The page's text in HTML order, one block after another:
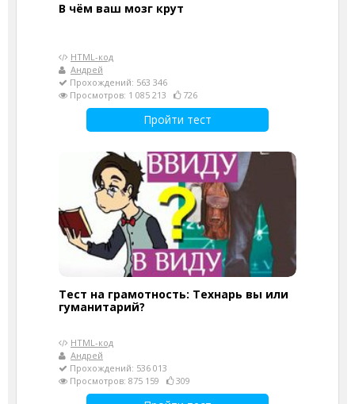
В чём ваш мозг крут
HTML-код
Андрей
Прохождений: 563 346
Просмотров: 1 085 213
726
Пройти тест
Тест на грамотность: Технарь вы или
гуманитарий?
HTML-код
Андрей
Прохождений: 536 013
Просмотров: 875 159
309